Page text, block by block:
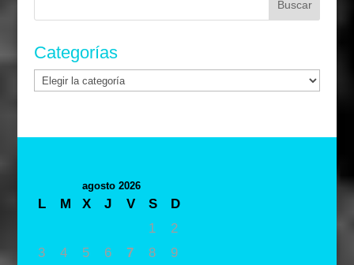
Categorías
Categorías
agosto 2026
L M X J V S
D
1
2
3
4 5 6 7 8 9